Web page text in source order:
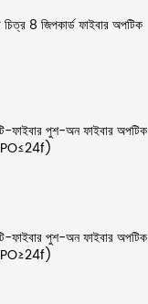
চিত্র 8 জিপকার্ড ফাইবার অপটিক
ফাইবার পুশ-অন ফাইবার অপটিক
ফাইবার পুশ-অন ফাইবার অপটিক